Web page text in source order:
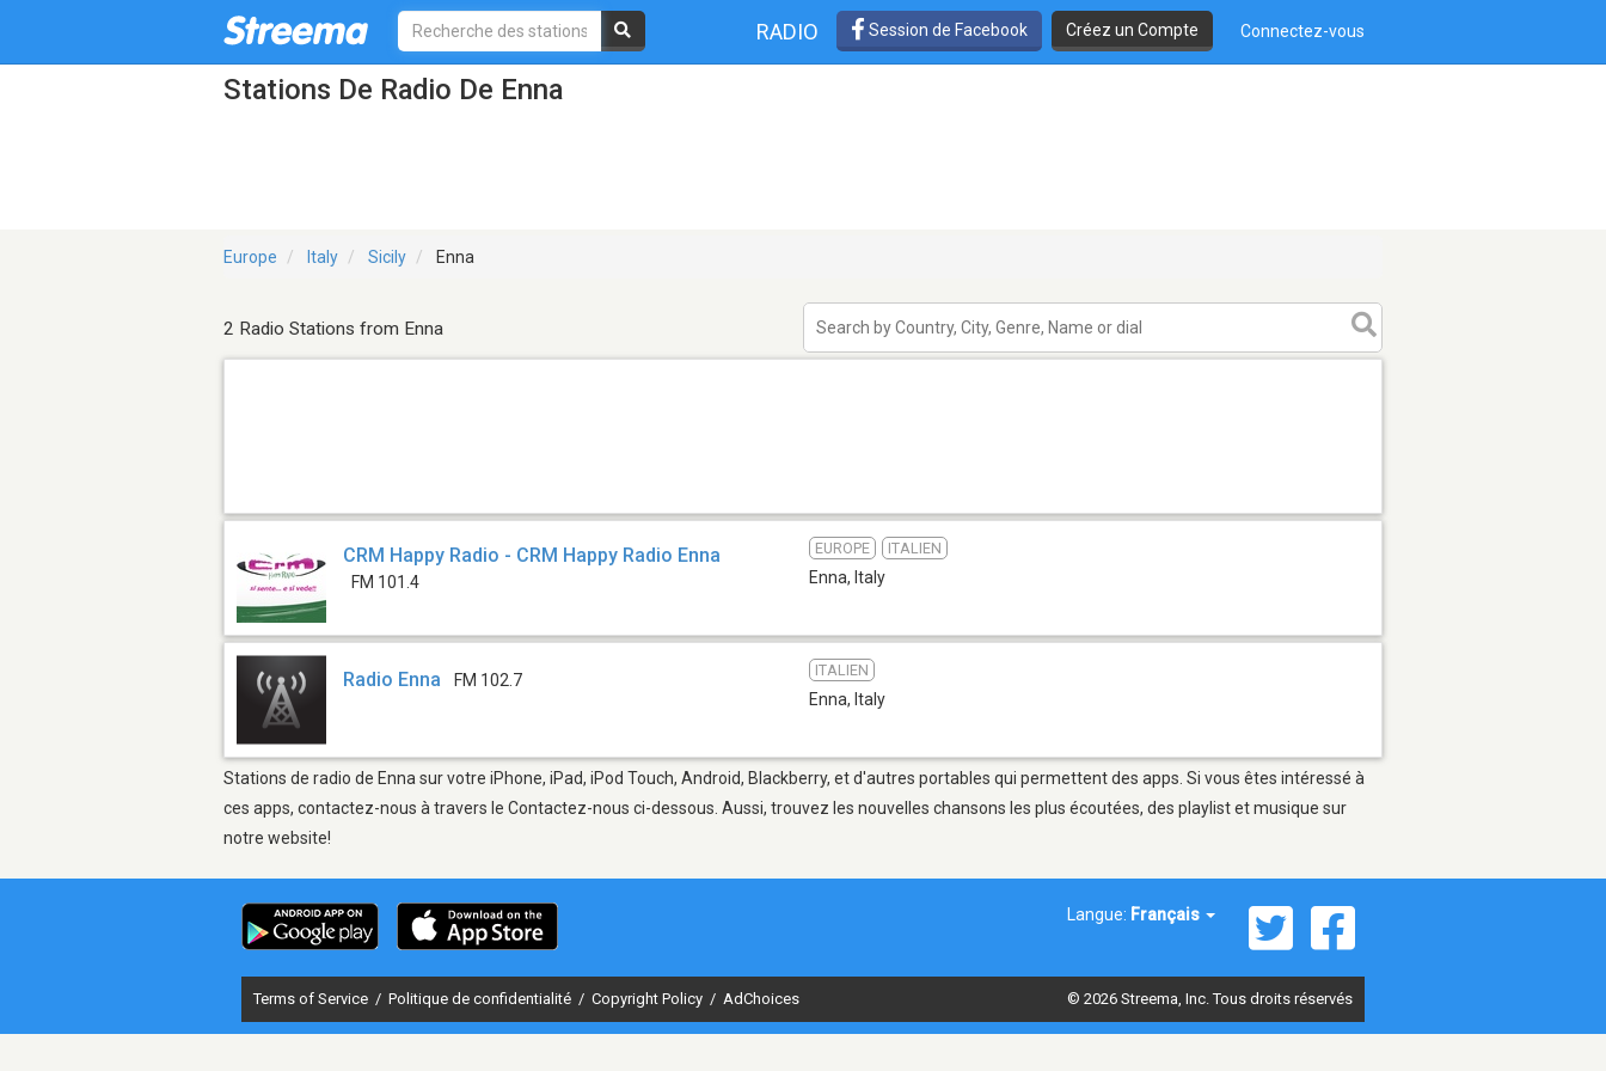
RADIO Session de Facebook Créez un Compte Connectez-vous
Stations De Radio De Enna
Europe Italy Sicily Enna
2 Radio Stations from Enna
CRM Happy Radio - CRM Happy Radio Enna
FM 101.4
EUROPE ITALIEN
Enna, Italy
Radio Enna FM 102.7
ITALIEN
Enna, Italy
Stations de radio de Enna sur votre iPhone, iPad, iPod Touch, Android, Blackberry, et d'autres portables qui permettent des apps. Si vous êtes intéressé à
ces apps, contactez-nous à travers le Contactez-nous ci-dessous. Aussi, trouvez les nouvelles chansons les plus écoutées, des playlist et musique sur
notre website!
Langue: Français
Terms of Service / Politique de confidentialité / Copyright Policy / AdChoices © 2026 Streema, Inc. Tous droits réservés